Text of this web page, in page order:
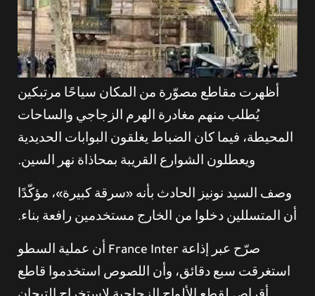
أظهرت مقاطع مصوّرة من المكان سياحًا مرتبكين
يُطلب منهم مغادرة الهرم الزجاجي والساحات
المحيطة، فيما كان الضباط يغلقون البوابات الحديدية
ويعطلون الشوارع القريبة بمحاذاة نهر السين.
وصف السيد نونيز الحادث بأنه «سرقة كبيرة»، مؤكّدًا
أن المتسللين دخلوا من الخارج مستخدمين رافعة بناء.
صرّح عبر إذاعة France Inter أن عملية السطو
استغرقت سبع دقائق، وأن اللصوص استخدموا قاطع